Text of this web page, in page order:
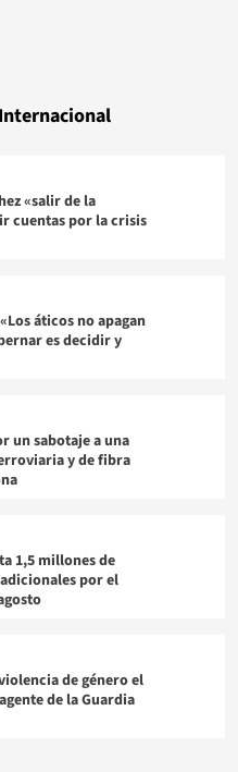
«salir de la
cuentas por la crisis
áticos no apagan
es decidir y
un sabotaje a una
y de fibra
1,5 millones de
por el
de género el
de la Guardia